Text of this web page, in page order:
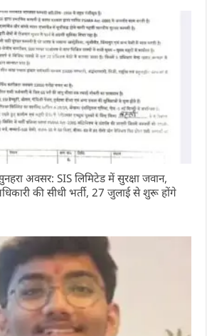
अवसर: SIS लिमिटेड में सुरक्षा जवान,
की सीधी भर्ती, 27 जुलाई से शुरू होंगे